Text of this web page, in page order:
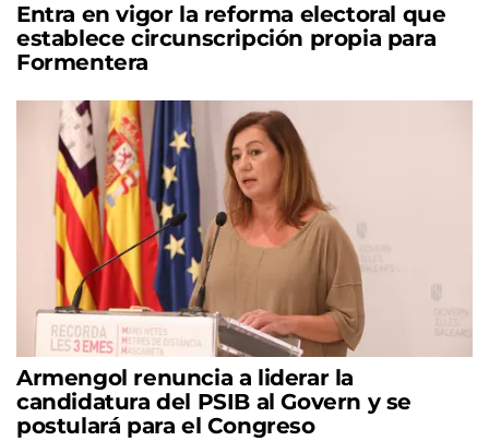
Entra en vigor la reforma electoral que
establece circunscripción propia para
Formentera
Armengol renuncia a liderar la
candidatura del PSIB al Govern y se
postulará para el Congreso